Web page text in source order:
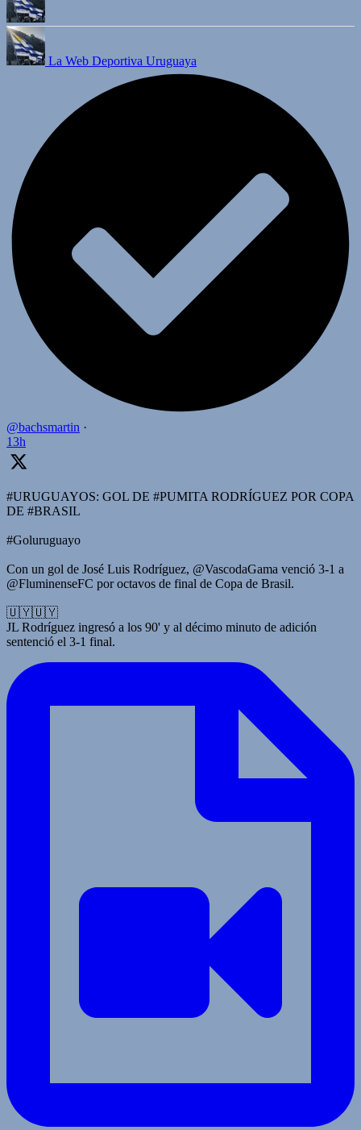
La Web Deportiva Uruguaya
@bachsmartin ·
13h
#URUGUAYOS: GOL DE #PUMITA RODRÍGUEZ POR COPA
DE #BRASIL
#Goluruguayo
Con un gol de José Luis Rodríguez, @VascodaGama venció 3-1 a
@FluminenseFC por octavos de final de Copa de Brasil.
🇺🇾🇺🇾
JL Rodríguez ingresó a los 90' y al décimo minuto de adición
sentenció el 3-1 final.